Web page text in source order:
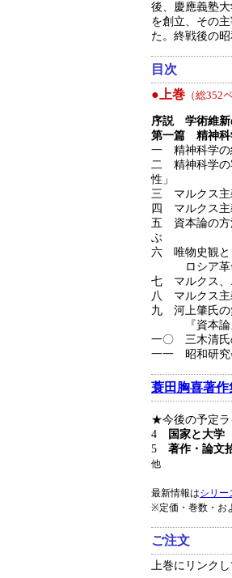
後、慶應義塾
を創立、その
た。終戦後の昭
目次
●上巻 （総352
序説 学術維新
第一篇 精神科
一 精神科学の
二 精神科学の
性」
三 マルクス主
四 マルクス主
五 資本論の方
ぶ
六 唯物史観と
ロシア革
七 マルクス、
八 マルクス主
九 河上肇氏の
『資本論
一〇 三木清氏
一一 昭和研究
蓑田胸喜著作
★今後の予定ラ
4
国家と大学
5 著作・論文
他
最新情報はシリー
※定価・巻数・お
ご注文
上巻にリンクし